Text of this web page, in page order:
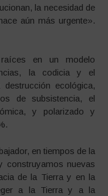
la necesidad de
aún más urgente».
en un modelo
la codicia y el
ecológica,
de subsistencia, el
y polarizado y
en tiempos de la
construyamos nuevas
de la Tierra y en la
a la Tierra y a la